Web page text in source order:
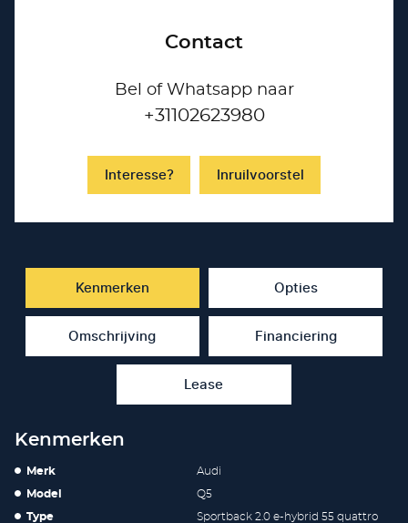
Contact
Bel of Whatsapp naar
+31102623980
Interesse? Inruilvoorstel
Kenmerken Opties
Omschrijving Financiering
Lease
Kenmerken
Merk Audi
Model Q5
Type
Sportback 2.0 e-hybrid 55 quattro